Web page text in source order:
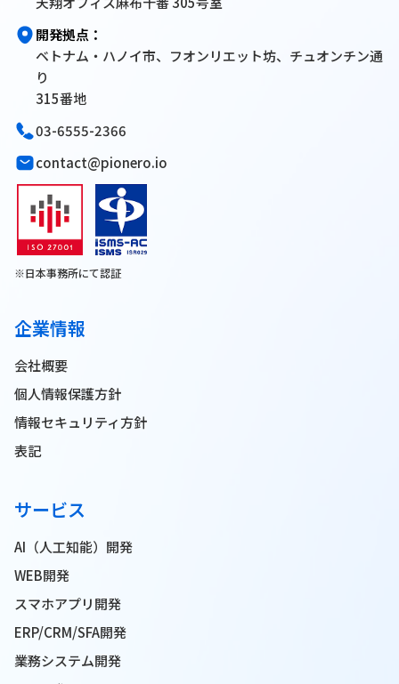
開発拠点：
ベトナム・ハノイ市、フオンリエット坊、チュオンチン通
り
315番地
03-6555-2366
contact@pionero.io
※日本事務所にて認証
企業情報
会社概要
個人情報保護方針
情報セキュリティ方針
表記
サービス
AI（人工知能）開発
WEB開発
スマホアプリ開発
ERP/CRM/SFA開発
業務システム開発